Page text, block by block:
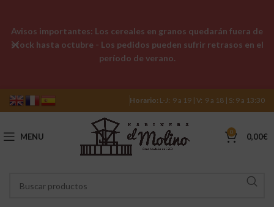
Horario: L-J: 9 a 19 | V: 9 a 18 | S: 9 a 13:30
MENU 0 0,00€
Avisos importantes: Los cereales en granos quedarán fuera de
stock hasta octubre - Los pedidos pueden sufrir retrasos en el
período de verano.